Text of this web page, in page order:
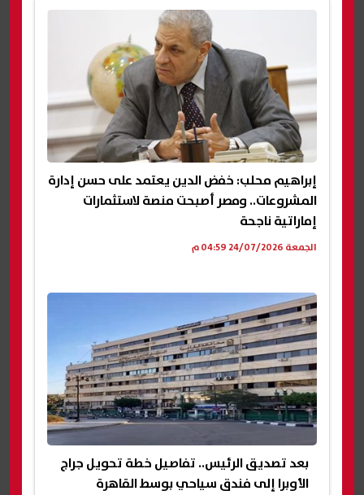
إبراهيم محلب: خفض الدين يعتمد على حسن إدارة
المشروعات.. ومصر أصبحت منصة لاستثمارات
إماراتية ناجحة
الجمعة 24/07/2026 04:59 م
بعد تصديق الرئيس.. تفاصيل خطة تحويل جراج
الأوبرا إلى فندق سياحي بوسط القاهرة